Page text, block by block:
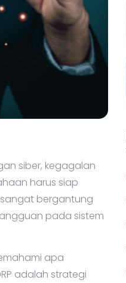
siber, kegagalan
harus siap
bergantung
pada sistem
apa
adalah strategi